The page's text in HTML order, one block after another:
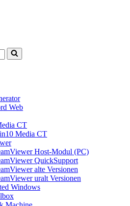
Web
CT
Media CT
Host-Modul (PC)
QuickSupport
alte Versionen
uralt Versionen
Windows